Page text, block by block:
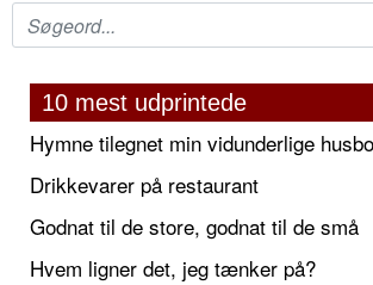
10 mest udprintede
Hymne tilegnet min vidunderlige
Drikkevarer på restaurant
Godnat til de store, godnat til de små
Hvem ligner det, jeg tænker på?